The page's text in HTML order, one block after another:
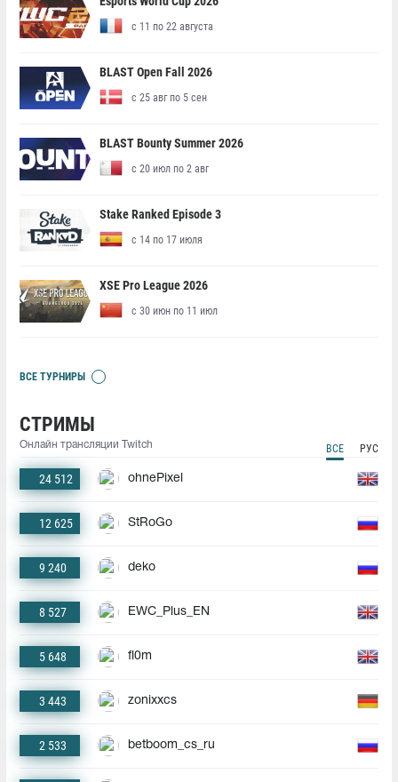
с 11 по 22 августа
BLAST Open Fall 2026
с 25 авг по 5 сен
BLAST Bounty Summer 2026
с 20 июл по 2 авг
Stake Ranked Episode 3
с 14 по 17 июля
XSE Pro League 2026
с 30 июн по 11 июл
ВСЕ ТУРНИРЫ
СТРИМЫ
Онлайн трансляции Twitch ВСЕ РУС
24 512 ohnePixel
12 625 StRoGo
9 240 deko
8 527 EWC_Plus_EN
5 648 fl0m
3 443 zonixxcs
2 533 betboom_cs_ru